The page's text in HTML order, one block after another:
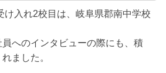
け入れ2校目は、岐阜県郡南中学校
へのインタビューの際にも、積
ました。